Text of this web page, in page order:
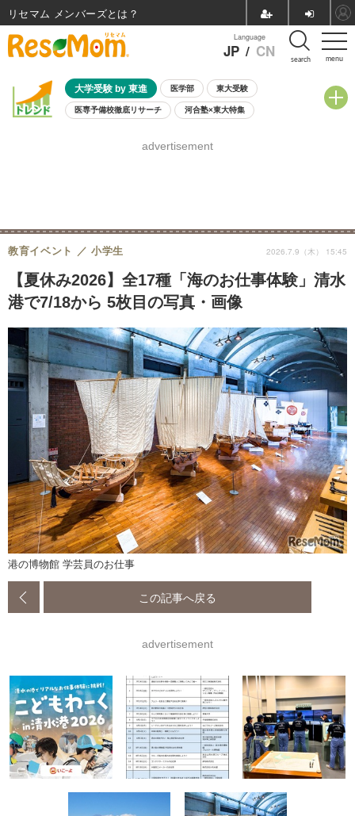
menu
Language
JP / CN search
大学受験 by 東進 医学部 東大受験
医専予備校徹底リサーチ 河合塾×東大特集
8月開催学校説明会・相談会
advertisement
【夏休み2026】全17種「海のお仕事体験」清水
港で7/18から 5枚目の写真・画像
教育イベント 小学生 2026.7.9（木） 15:45
港の博物館 学芸員のお仕事
この記事へ戻る
advertisement
リセマム メンバーズ